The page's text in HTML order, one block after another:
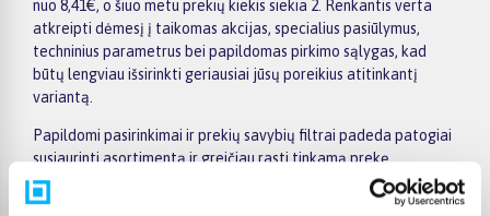
nuo 8,41€, o šiuo metu prekių kiekis siekia 2. Renkantis verta
atkreipti dėmesį į taikomas akcijas, specialius pasiūlymus,
techninius parametrus bei papildomas pirkimo sąlygas, kad
būtų lengviau išsirinkti geriausiai jūsų poreikius atitinkantį
variantą.
Papildomi pasirinkimai ir prekių savybių filtrai padeda patogiai
susiaurinti asortimentą ir greičiau rasti tinkamą prekę.
Peržiūrėkite „ScotchKanceliarinės prekės“ pasiūlymus
BIGBOX.LT, palyginkite prekes ir pirkite internetu patogiai.